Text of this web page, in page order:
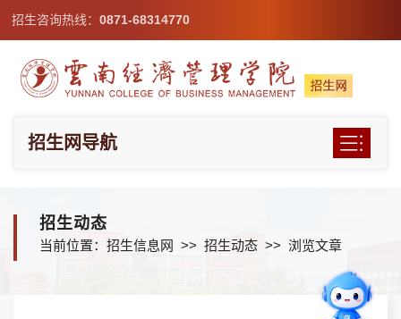
招生咨询热线：0871-68314770
招生网导航
招生动态
当前位置： 招生信息网 >> 招生动态 >> 浏览文章